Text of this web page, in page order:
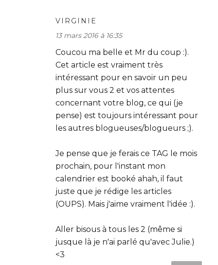
VIRGINIE
13 mars 2016 à 16:35
Coucou ma belle et Mr du coup :).
Cet article est vraiment très
intéressant pour en savoir un peu
plus sur vous 2 et vos attentes
concernant votre blog, ce qui (je
pense) est toujours intéressant pour
les autres blogueuses/blogueurs ;).
Je pense que je ferais ce TAG le mois
prochain, pour l'instant mon
calendrier est booké ahah, il faut
juste que je rédige les articles
(OUPS). Mais j'aime vraiment l'idée :).
Aller bisous à tous les 2 (même si
jusque là je n'ai parlé qu'avec Julie.)
<3